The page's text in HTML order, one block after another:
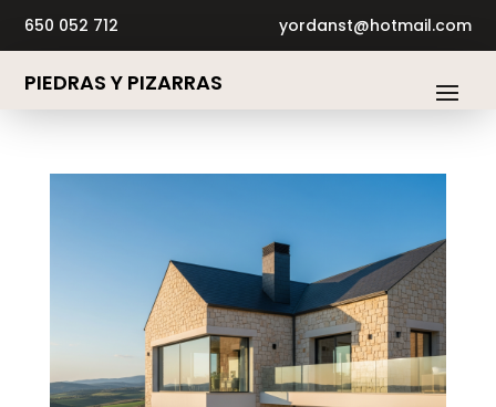
650 052 712 yordanst@hotmail.com
PIEDRAS Y PIZARRAS